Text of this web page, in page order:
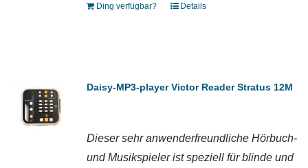
Ding verfügbar? Details
Daisy-MP3-player Victor Reader Stratus 12M
Dieser sehr anwenderfreundliche Hörbuch-
und Musikspieler ist speziell für blinde und